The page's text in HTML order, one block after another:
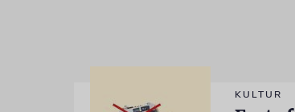
KULTUR